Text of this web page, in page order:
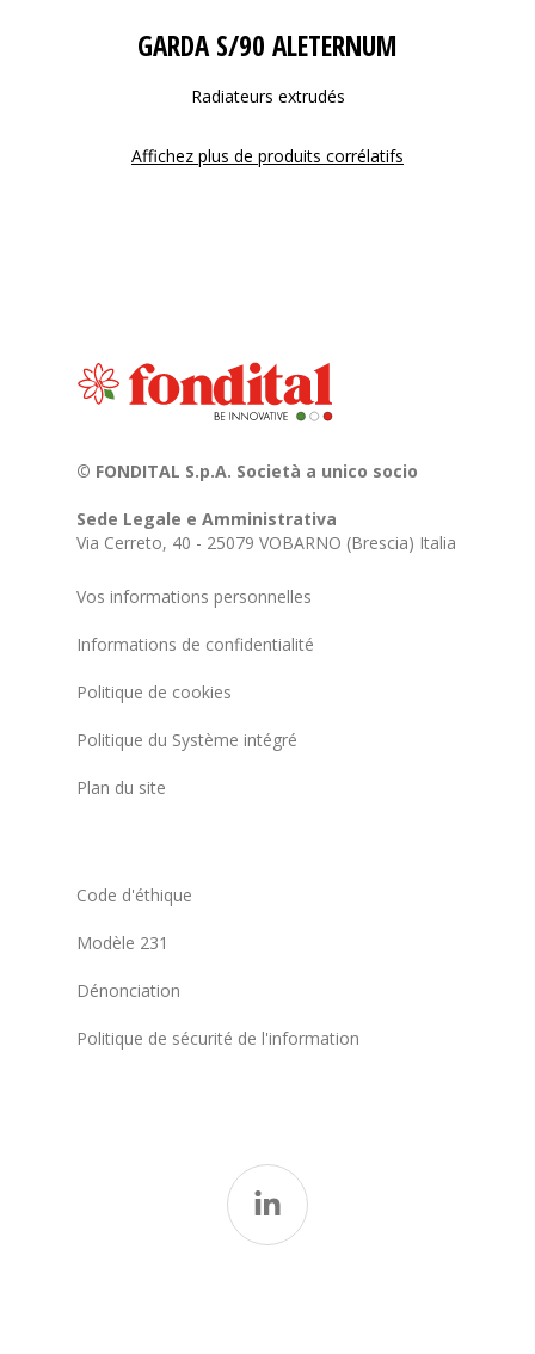
GARDA S/90 ALETERNUM
Radiateurs extrudés
Affichez plus de produits corrélatifs
© FONDITAL S.p.A. Società a unico socio
Sede Legale e Amministrativa
Via Cerreto, 40 - 25079 VOBARNO (Brescia) Italia
Vos informations personnelles
Informations de confidentialité
Politique de cookies
Politique du Système intégré
Plan du site
Code d'éthique
Modèle 231
Dénonciation
Politique de sécurité de l'information